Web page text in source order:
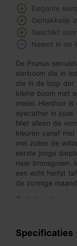
Elegante
Gemakkelijk
Geschikt
Neemt in de
De Prunus
sierboom die in
die in de loop der
kleine boom met
meter. Hierdoor
eyecather in jouw
Niet alleen de
kleuren vanaf
mei zullen de
eerste jonge
naar bronsgroen.
een echt herfst
de zonnige
Onderhoud
snoeien om hem
doet het liefst op
schaduwrijke plek.
Specificaties